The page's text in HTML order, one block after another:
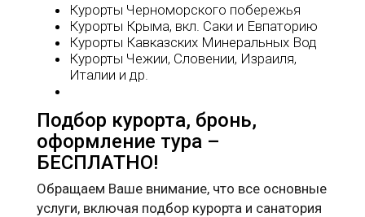
Курорты Черноморского побережья
Курорты Крыма, вкл. Саки и Евпаторию
Курорты Кавказских Минеральных Вод
Курорты Чежии, Словении, Израиля,
Италии и др.
Подбор курорта, бронь,
оформление тура –
БЕСПЛАТНО!
Обращаем Ваше внимание, что все основные
услуги, включая подбор курорта и санатория